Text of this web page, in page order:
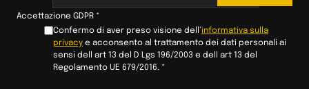
Accettazione GDPR *
Confermo di aver preso visione dell’informativa sulla
privacy e acconsento al trattamento dei dati personali ai
sensi dell art 13 del D Lgs 196/2003 e dell art 13 del
Regolamento UE 679/2016. *